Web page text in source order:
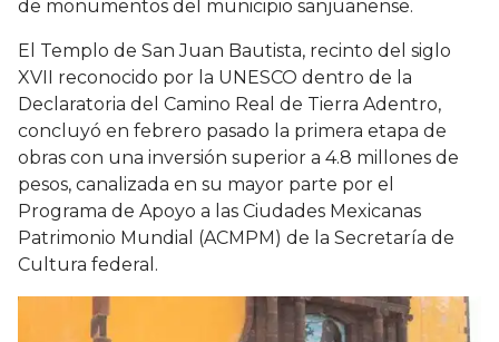
de monumentos del municipio sanjuanense.
El Templo de San Juan Bautista, recinto del siglo
XVII reconocido por la UNESCO dentro de la
Declaratoria del Camino Real de Tierra Adentro,
concluyó en febrero pasado la primera etapa de
obras con una inversión superior a 4.8 millones de
pesos, canalizada en su mayor parte por el
Programa de Apoyo a las Ciudades Mexicanas
Patrimonio Mundial (ACMPM) de la Secretaría de
Cultura federal.